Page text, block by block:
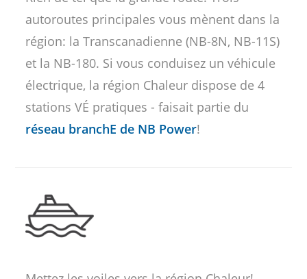
autoroutes principales vous mènent dans la
région: la Transcanadienne (NB-8N, NB-11S)
et la NB-180. Si vous conduisez un véhicule
électrique, la région Chaleur dispose de 4
stations VÉ pratiques - faisait partie du
réseau branchE de NB Power!